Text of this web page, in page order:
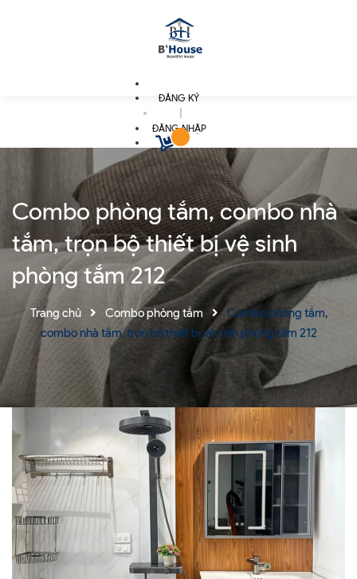
ĐĂNG KÝ
ĐĂNG NHẬP
Combo phòng tắm, combo nhà
tắm, trọn bộ thiết bị vệ sinh
phòng tắm 212
Trang chủ Combo phòng tắm
Combo phòng tắm,
combo nhà tắm, trọn bộ thiết bị vệ sinh phòng tắm 212